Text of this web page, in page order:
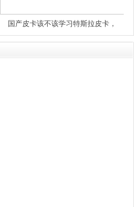
国产皮卡该不该学习特斯拉皮卡，